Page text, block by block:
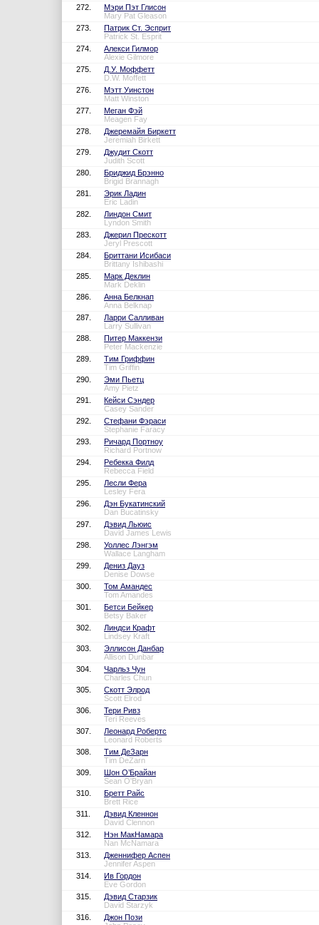
272.
Мэри Пэт Глисон
Mary Pat Gleason
273.
Патрик Ст. Эсприт
Patrick St. Esprit
274.
Алекси Гилмор
Alexie Gilmore
275.
Д.У. Моффетт
D.W. Moffett
276.
Мэтт Уинстон
Matt Winston
277.
Меган Фэй
Meagen Fay
278.
Джеремайя Биркетт
Jeremiah Birkett
279.
Джудит Скотт
Judith Scott
280.
Бриджид Брэнно
Brigid Brannagh
281.
Эрик Ладин
Eric Ladin
282.
Линдон Смит
Lyndon Smith
283.
Джерил Прескотт
Jeryl Prescott
284.
Бриттани Исибаси
Brittany Ishibashi
285.
Марк Деклин
Mark Deklin
286.
Анна Белкнап
Anna Belknap
287.
Ларри Салливан
Larry Sullivan
288.
Питер Маккензи
Peter Mackenzie
289.
Тим Гриффин
Tim Griffin
290.
Эми Пьетц
Amy Pietz
291.
Кейси Сэндер
Casey Sander
292.
Стефани Фэраси
Stephanie Faracy
293.
Ричард Портноу
Richard Portnow
294.
Ребекка Филд
Rebecca Field
295.
Лесли Фера
Lesley Fera
296.
Дэн Букатинский
Dan Bucatinsky
297.
Дэвид Льюис
David James Lewis
298.
Уоллес Лэнгэм
Wallace Langham
299.
Дениз Дауз
Denise Dowse
300.
Том Амандес
Tom Amandes
301.
Бетси Бейкер
Betsy Baker
302.
Линдси Крафт
Lindsey Kraft
303.
Эллисон Данбар
Allison Dunbar
304.
Чарльз Чун
Charles Chun
305.
Скотт Элрод
Scott Elrod
306.
Тери Ривз
Teri Reeves
307.
Леонард Робертс
Leonard Roberts
308.
Тим ДеЗарн
Tim DeZarn
309.
Шон О’Брайан
Sean O'Bryan
310.
Бретт Райс
Brett Rice
311.
Дэвид Кленнон
David Clennon
312.
Нэн МакНамара
Nan McNamara
313.
Дженнифер Аспен
Jennifer Aspen
314.
Ив Гордон
Eve Gordon
315.
Дэвид Старзик
David Starzyk
316.
Джон Пози